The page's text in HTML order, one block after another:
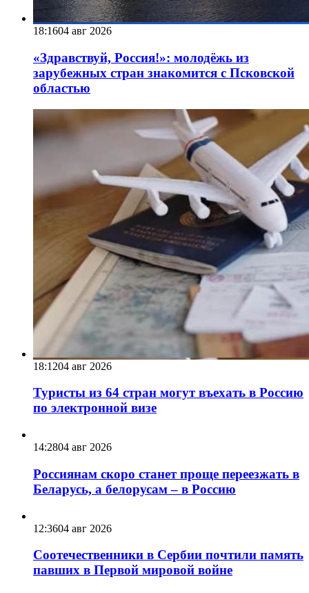
18:1604 авг 2026
«Здравствуй, Россия!»: молодёжь из
зарубежных стран знакомится с Псковской
областью
18:1204 авг 2026
Туристы из 64 стран могут въехать в Россию
по электронной визе
14:2804 авг 2026
Россиянам скоро станет проще переезжать в
Беларусь, а белорусам – в Россию
12:3604 авг 2026
Соотечественники в Сербии почтили память
павших в Первой мировой войне